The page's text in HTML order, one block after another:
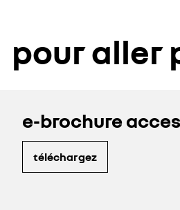
pour aller
e-brochure
téléchargez